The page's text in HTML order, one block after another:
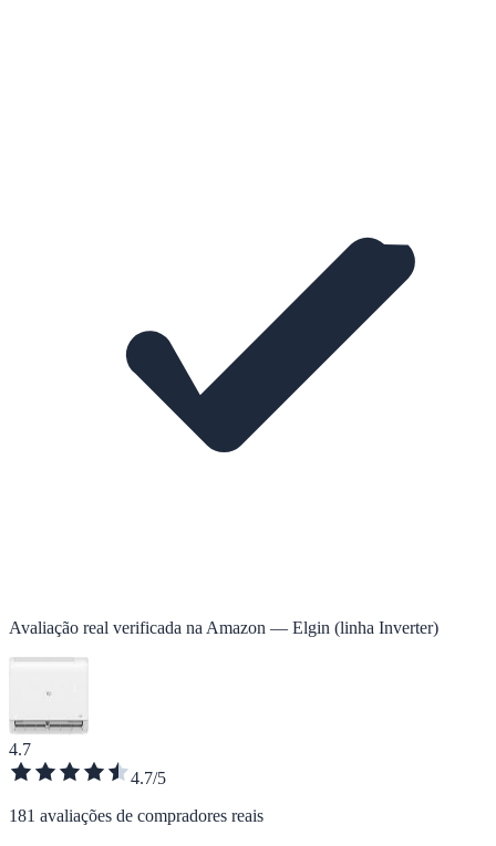
Avaliação real verificada na Amazon — Elgin (linha Inverter)
4.7
4.7/5
181 avaliações de compradores reais